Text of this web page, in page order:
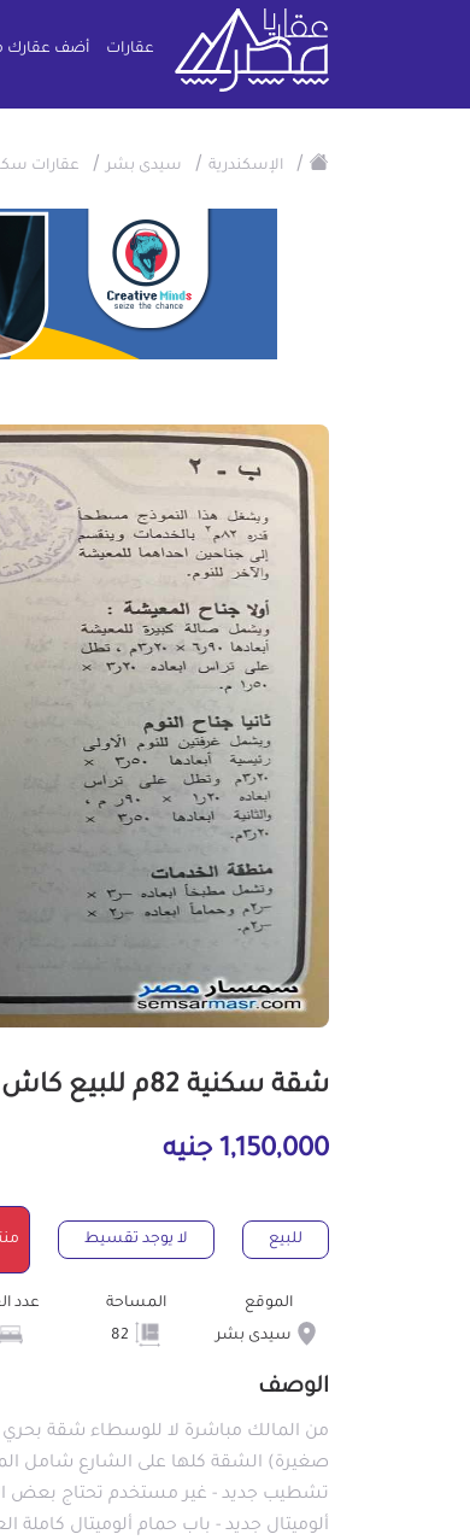
عقارات أضف عقارك
/ الإسكندرية / سيدى بشر / عقارات
شقة سكنية 82م للبيع كاش بسيدى بشر الإسكندرية
1,150,000 جنيه
للبيع لا يوجد تقسيط
الموقع
سيدى بشر
المساحة
عدد
الوصف
تشطيب جديد - غير مستخدم تحتاج بعض
ألوميتال جديد - باب حمام ألوميتال